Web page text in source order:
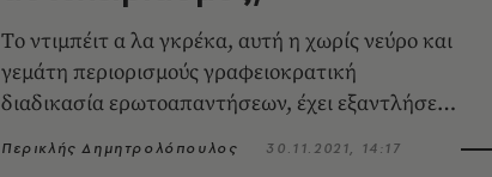
Tο ντιμπέιτ α λα γκρέκα, αυτή η χωρίς νεύρο και
γεμάτη περιορισμούς γραφειοκρατική
διαδικασία ερωτοαπαντήσεων, έχει εξαντλήσει
Περικλής Δημητρολόπουλος 30.11.2021, 14:17